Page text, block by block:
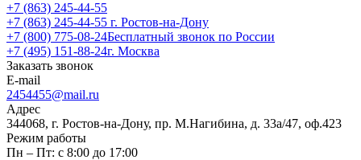
+7 (863) 245-44-55
+7 (863) 245-44-55 г. Ростов-на-Дону
+7 (800) 775-08-24Бесплатный звонок по России
+7 (495) 151-88-24г. Москва
Заказать звонок
E-mail
2454455@mail.ru
Адрес
344068, г. Ростов-на-Дону, пр. М.Нагибина, д. 33а/47, оф.423
Режим работы
Пн – Пт: с 8:00 до 17:00